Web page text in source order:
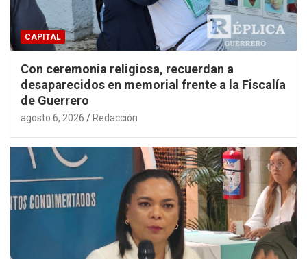
CAPITAL
Con ceremonia religiosa, recuerdan a
desaparecidos en memorial frente a la Fiscalía
de Guerrero
agosto 6, 2026 Redacción